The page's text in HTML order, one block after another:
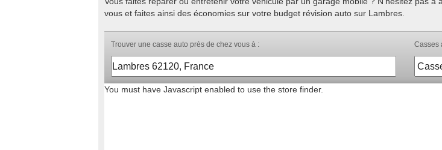
vous et faites ainsi des économies sur votre budget révision auto sur Lambres.